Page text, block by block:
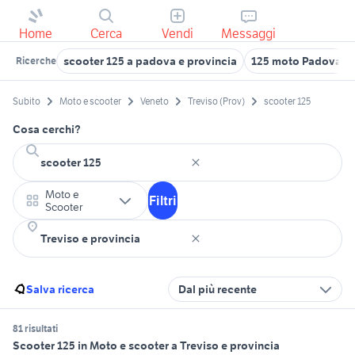
Home Cerca Vendi Messaggi
Ricerche scooter 125 a padova e provincia 125 moto Padova
Subito Moto e scooter Veneto Treviso (Prov) scooter 125
Cosa cerchi?
Moto e
Scooter
Filtri
Salva ricerca Dal più recente
81 risultati
Scooter 125 in Moto e scooter a Treviso e provincia